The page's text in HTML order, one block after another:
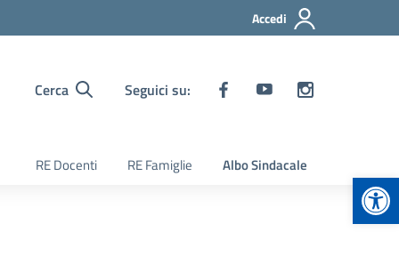
Accedi
Cerca Seguici su:
RE Docenti RE Famiglie Albo Sindacale